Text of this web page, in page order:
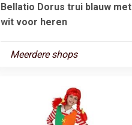
Bellatio Dorus trui blauw met
wit voor heren
Meerdere shops